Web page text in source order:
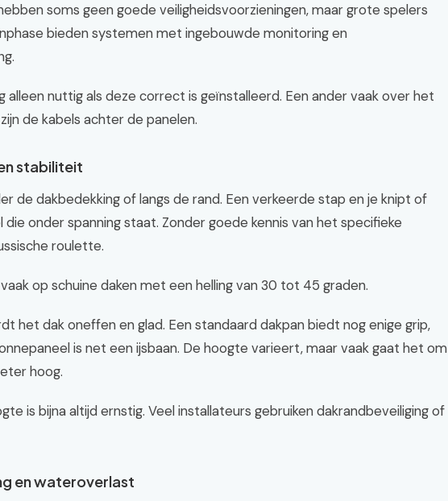
soms geen goede veiligheidsvoorzieningen, maar grote spelers
bieden systemen met ingebouwde monitoring en
alleen nuttig als deze correct is geïnstalleerd. Een ander vaak over het
de kabels achter de panelen.
stabiliteit
de dakbedekking of langs de rand. Een verkeerde stap en je knipt of
onder spanning staat. Zonder goede kennis van het specifieke
roulette.
op schuine daken met een helling van 30 tot 45 graden.
het dak oneffen en glad. Een standaard dakpan biedt nog enige grip,
is net een ijsbaan. De hoogte varieert, maar vaak gaat het om
hoog.
is bijna altijd ernstig. Veel installateurs gebruiken dakrandbeveiliging of
en wateroverlast